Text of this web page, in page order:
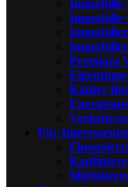
Immobilie
Immobilie
Premium
Käufer
Für